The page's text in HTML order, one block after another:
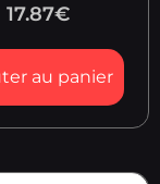
17.87€
au panier